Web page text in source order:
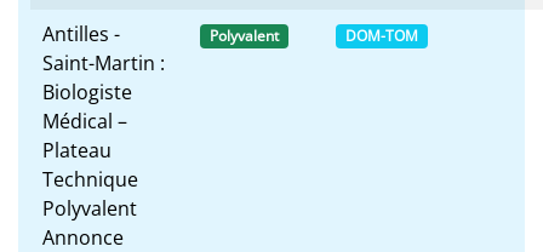
Antilles -
Saint-Martin :
Biologiste
Médical –
Plateau
Technique
Polyvalent
Annonce
Polyvalent DOM-TOM